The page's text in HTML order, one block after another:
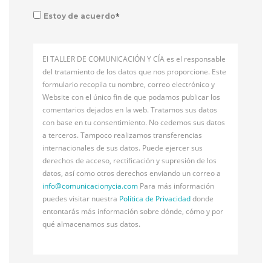
Estoy de acuerdo*
El TALLER DE COMUNICACIÓN Y CÍA es el responsable
del tratamiento de los datos que nos proporcione. Este
formulario recopila tu nombre, correo electrónico y
Website con el único fin de que podamos publicar los
comentarios dejados en la web. Tratamos sus datos
con base en tu consentimiento. No cedemos sus datos
a terceros. Tampoco realizamos transferencias
internacionales de sus datos. Puede ejercer sus
derechos de acceso, rectificación y supresión de los
datos, así como otros derechos enviando un correo a
info@comunicacionycia.com Para más información
puedes visitar nuestra Política de Privacidaddonde
entontarás más información sobre dónde, cómo y por
qué almacenamos sus datos.